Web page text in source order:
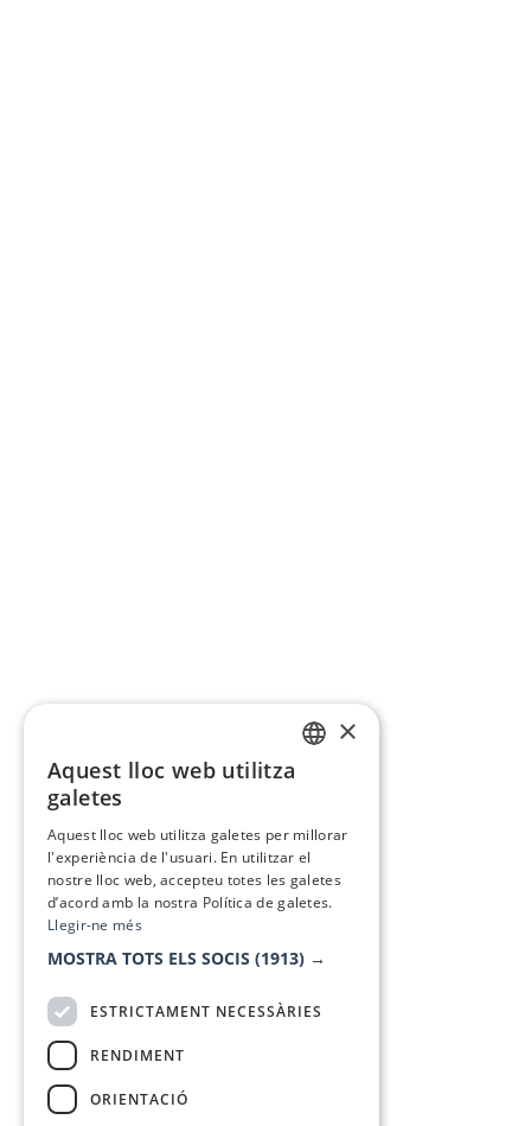
×
Aquest lloc web utilitza
galetes
Aquest lloc web utilitza galetes per millorar
l'experiència de l'usuari. En utilitzar el
nostre lloc web, accepteu totes les galetes
d’acord amb la nostra Política de galetes.
Llegir-ne més
MOSTRA TOTS ELS SOCIS (1913) →
ESTRICTAMENT NECESSÀRIES
RENDIMENT
ORIENTACIÓ